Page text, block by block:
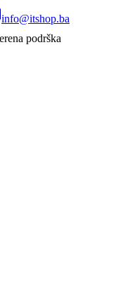
info@itshop.ba
podrška